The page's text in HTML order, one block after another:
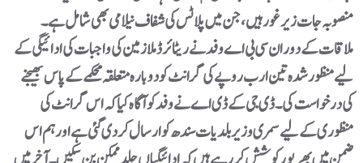
منصوبہ جات زیر غور ہیں، جن میں پلاٹس کی شفاف نیلامی بھی شامل ہے۔
ملاقات کے دوران سی بی اے وفد نے ریٹائرڈ ملازمین کی واجبات کی ادائیگی کے
لیے منظور شدہ تین ارب روپے کی گرانٹ کو دوبارہ متعلقہ محکمے کے پاس بھیجنے
کی درخواست کی۔ڈی جی کے ڈی اے نے وفد کو آگاہ کیا کہ اس گرانٹ کی
منظوری کے لیے سمری وزیر بلدیات سندھ کو ارسال کر دی گئی ہے اور ہم اس